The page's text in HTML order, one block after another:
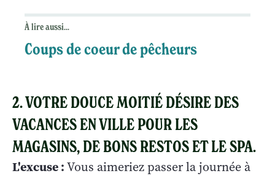
À lire aussi...
Coups de coeur de pêcheurs
2. VOTRE DOUCE MOITIÉ DÉSIRE DES
VACANCES EN VILLE POUR LES
MAGASINS, DE BONS RESTOS ET LE SPA.
L'excuse :Vous aimeriez passer la journée à